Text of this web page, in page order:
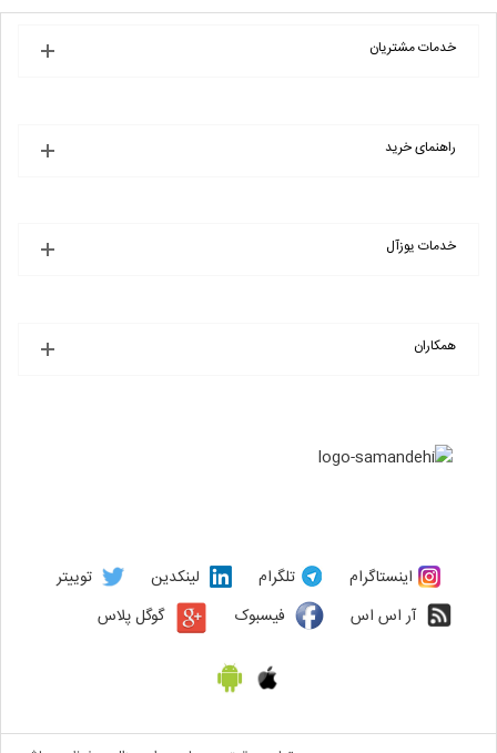
خدمات مشتریان
راهنمای خرید
خدمات یوزآل
همکاران
اینستاگرام تلگرام لینکدین
توییتر
آر اس اس
فیسبوک گوگل پلاس